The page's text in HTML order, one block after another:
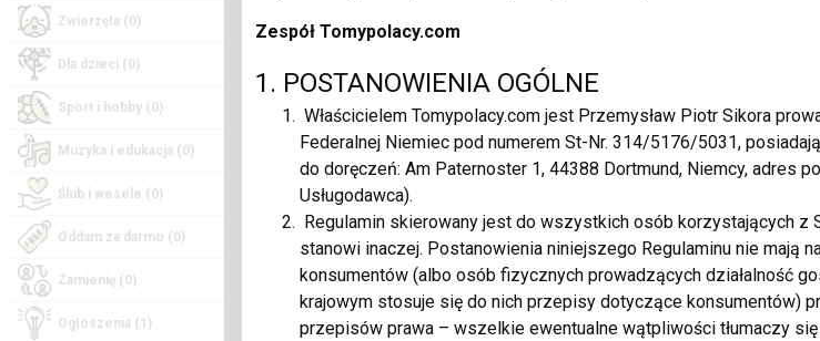
Zespół Tomypolacy.com
1. POSTANOWIENIA OGÓLNE
Właścicielem Tomypolacy.com jest Przemysław Piotr Sikora
Federalnej Niemiec pod numerem St-Nr. 314/5176/5031,
do doręczeń: Am Paternoster 1, 44388 Dortmund, Niemcy, adres
Usługodawca).
Regulamin skierowany jest do wszystkich osób korzystających
stanowi inaczej. Postanowienia niniejszego Regulaminu nie mają
konsumentów (albo osób fizycznych prowadzących działalność
krajowym stosuje się do nich przepisy dotyczące konsumentów)
przepisów prawa – wszelkie ewentualne wątpliwości tłumaczy
Zwierzęta (0)
Dla dzieci (0)
Sport i hobby (0)
Muzyka i edukacja (0)
Ślub i wesele (0)
Oddam za darmo (0)
Zamienię (0)
Ogłoszenia (1)
Zaufana oferta
08.06.2025
Moda 49.00 EUR
Powiązana firma:VIP Fashion 24
SMART TV BOX X96Q ANDROID 16GB BOX 4K PRZYSTAWKA